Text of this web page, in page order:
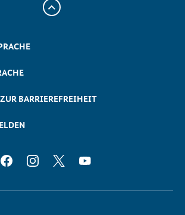
Zum
BARRIEREFREIHEIT
FACEBOOKINSTAGRAM
TWITTERYOUTUBE